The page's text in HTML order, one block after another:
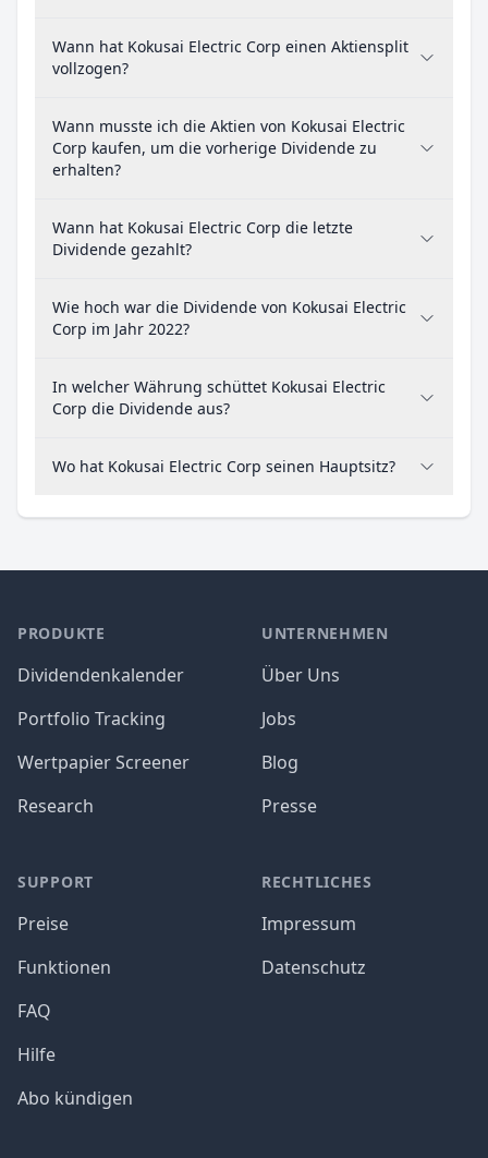
Wann hat Kokusai Electric Corp einen Aktiensplit
vollzogen?
Wann musste ich die Aktien von Kokusai Electric
Corp kaufen, um die vorherige Dividende zu
erhalten?
Wann hat Kokusai Electric Corp die letzte
Dividende gezahlt?
Wie hoch war die Dividende von Kokusai Electric
Corp im Jahr 2022?
In welcher Währung schüttet Kokusai Electric
Corp die Dividende aus?
Wo hat Kokusai Electric Corp seinen Hauptsitz?
PRODUKTE
Dividendenkalender
Portfolio Tracking
Wertpapier Screener
Research
SUPPORT
Preise
Funktionen
FAQ
Hilfe
Abo kündigen
UNTERNEHMEN
Über Uns
Jobs
Blog
Presse
RECHTLICHES
Impressum
Datenschutz